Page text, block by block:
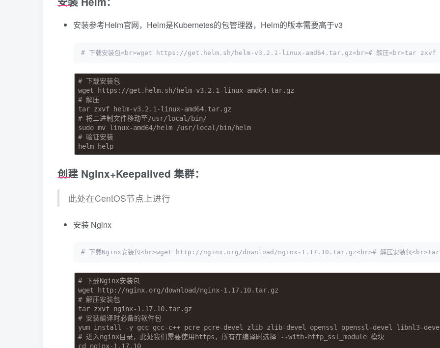
安装参考Helm官网，Helm是Kubernetes的包管理器，Helm的版本需要高于v3
# 下载安装包<br>wget https://get.helm.sh/helm-v3.2.1-linux-amd64.tar.gz<br># 解压<br>tar
# 下载安装包
wget https://get.helm.sh/helm-v3.2.1-linux-amd64.tar.gz
# 解压
tar zxvf helm-v3.2.1-linux-amd64.tar.gz
# 将二进制文件移动至/usr/local/bin/
sudo mv linux-amd64/helm /usr/local/bin/helm
# 验证安装
helm help
创建 Nginx+Keepalived 集群：
此处在CentOS节点上进行
安装 Nginx
# 下载Nginx安装包<br>wget http://nginx.org/download/nginx-1.17.10.tar.gz<br># 解压安装包
# 下载Nginx安装包
wget http://nginx.org/download/nginx-1.17.10.tar.gz
# 解压安装包
tar zxvf nginx-1.17.10.tar.gz
# 安装编译时必备的软件包
yum install -y gcc gcc-c++ pcre pcre-devel zlib zlib-devel openssl openssl-devel libnl3-
# 进入nginx目录，此处我们需要使用https，所有在编译时选择 --with-http_ssl_module 模块
cd nginx-1.17.10